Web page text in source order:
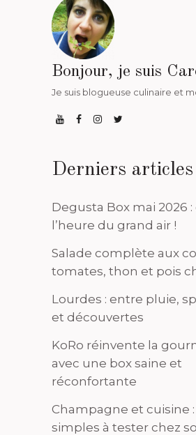
Bonjour, je suis
Je suis blogueuse culinaire et
Derniers articles
Degusta Box mai 2026 :
l’heure du grand air !
Salade complète aux
tomates, thon et pois
Lourdes : entre pluie,
et découvertes
KoRo réinvente la
avec une box saine et
réconfortante
Champagne et cuisine
simples à tester chez